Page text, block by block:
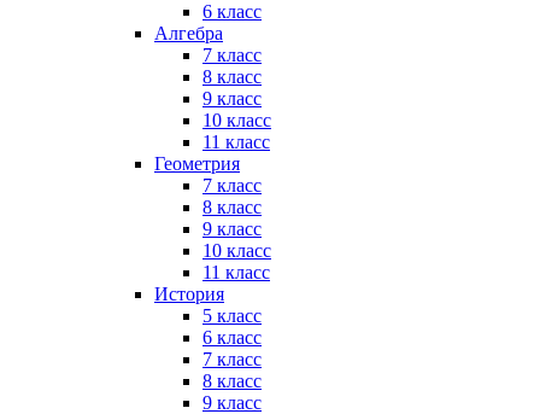
6 класс
Алгебра
7 класс
8 класс
9 класс
10 класс
11 класс
Геометрия
7 класс
8 класс
9 класс
10 класс
11 класс
История
5 класс
6 класс
7 класс
8 класс
9 класс